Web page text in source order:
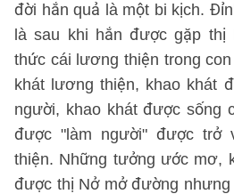
đời hắn quả là một bi kịch.
là sau khi hắn được gặp thị
thức cái lương thiện trong
khát lương thiện, khao khát
người, khao khát được sống
được "làm người" được trở
thiện. Những tưởng ước mơ,
được thị Nở mở đường